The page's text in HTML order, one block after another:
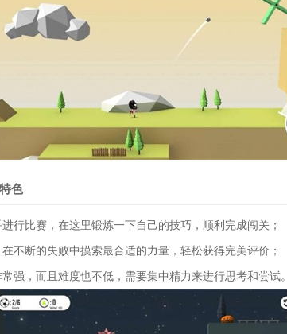
色
行比赛，在这里锻炼一下自己的技巧，顺利完成闯关；
不断的失败中摸索最合适的力量，轻松获得完美评价；
强，而且难度也不低，需要集中精力来进行思考和尝试。